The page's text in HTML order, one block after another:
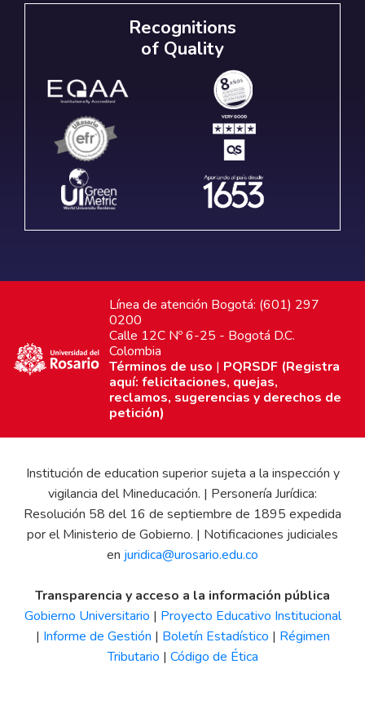
Recognitions
of Quality
Línea de atención Bogotá: (601) 297
0200
Calle 12C Nº 6-25 - Bogotá D.C.
Colombia
Términos de uso | PQRSDF (Registra
aquí: felicitaciones, quejas,
reclamos, sugerencias y derechos de
petición)
Institución de education superior sujeta a la inspección y
vigilancia del Mineducación. | Personería Jurídica:
Resolución 58 del 16 de septiembre de 1895 expedida
por el Ministerio de Gobierno. | Notificaciones judiciales
en juridica@urosario.edu.co
Transparencia y acceso a la información pública
Gobierno Universitario | Proyecto Educativo Institucional
| Informe de Gestión | Boletín Estadístico | Régimen
Tributario | Código de Ética